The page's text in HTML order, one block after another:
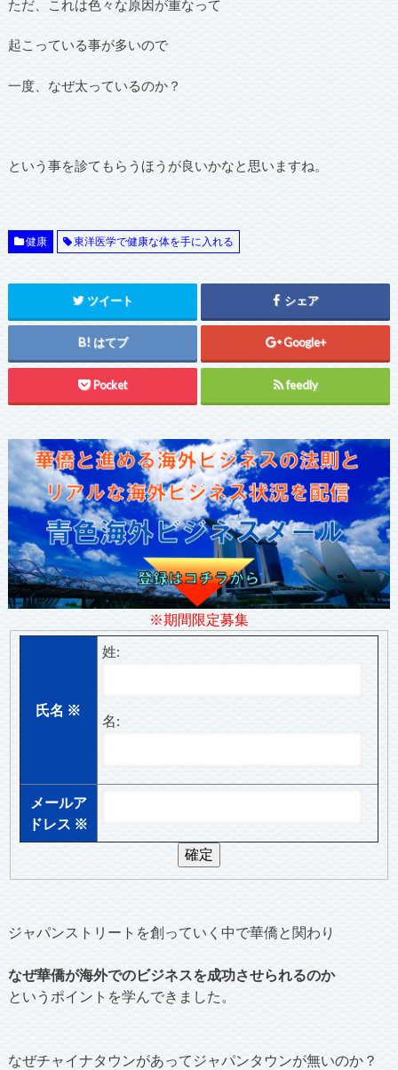
ただ、これは色々な原因が重なって
起こっている事が多いので
一度、なぜ太っているのか？
という事を診てもらうほうが良いかなと思いますね。
健康 東洋医学で健康な体を手に入れる
ツイート シェア
はてブ Google+
Pocket feedly
※期間限定募集
氏名 ※
姓:
名:
メールア
ドレス ※
ジャパンストリートを創っていく中で華僑と関わり
なぜ華僑が海外でのビジネスを成功させられるのか
というポイントを学んできました。
なぜチャイナタウンがあってジャパンタウンが無いのか？